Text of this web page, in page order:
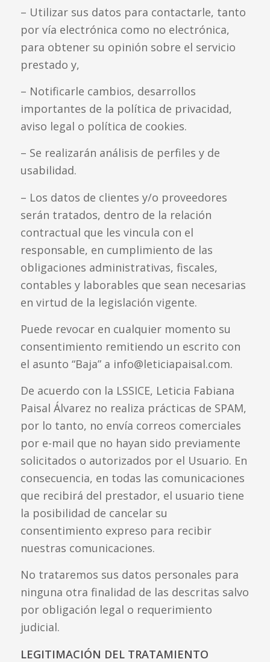
– Utilizar sus datos para contactarle, tanto
por vía electrónica como no electrónica,
para obtener su opinión sobre el servicio
prestado y,
– Notificarle cambios, desarrollos
importantes de la política de privacidad,
aviso legal o política de cookies.
– Se realizarán análisis de perfiles y de
usabilidad.
– Los datos de clientes y/o proveedores
serán tratados, dentro de la relación
contractual que les vincula con el
responsable, en cumplimiento de las
obligaciones administrativas, fiscales,
contables y laborables que sean necesarias
en virtud de la legislación vigente.
Puede revocar en cualquier momento su
consentimiento remitiendo un escrito con
el asunto “Baja” a info@leticiapaisal.com.
De acuerdo con la LSSICE, Leticia Fabiana
Paisal Álvarez no realiza prácticas de SPAM,
por lo tanto, no envía correos comerciales
por e-mail que no hayan sido previamente
solicitados o autorizados por el Usuario. En
consecuencia, en todas las comunicaciones
que recibirá del prestador, el usuario tiene
la posibilidad de cancelar su
consentimiento expreso para recibir
nuestras comunicaciones.
No trataremos sus datos personales para
ninguna otra finalidad de las descritas salvo
por obligación legal o requerimiento
judicial.
LEGITIMACIÓN DEL TRATAMIENTO